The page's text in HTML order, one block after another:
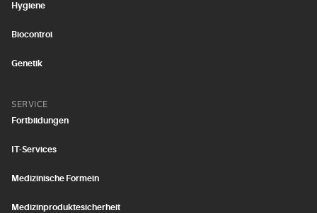
Hygiene
Biocontrol
Genetik
SERVICE
Fortbildungen
IT-Services
Medizinische Formeln
Medizinproduktesicherheit